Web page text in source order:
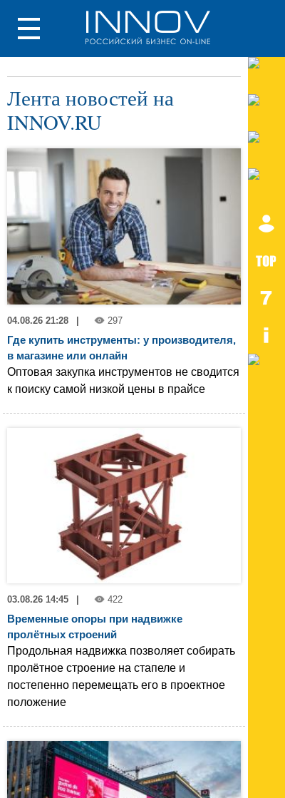
Лента новостей на
INNOV.RU
04.08.26 21:28 297
Где купить инструменты: у производителя,
в магазине или онлайн
Оптовая закупка инструментов не сводится
к поиску самой низкой цены в прайсе
03.08.26 14:45 422
Временные опоры при надвижке
пролётных строений
Продольная надвижка позволяет собирать
пролётное строение на стапеле и
постепенно перемещать его в проектное
положение